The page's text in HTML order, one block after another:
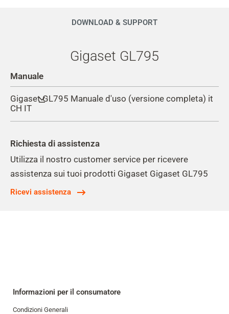
DOWNLOAD & SUPPORT
Gigaset GL795
Manuale
Gigaset GL795 Manuale d'uso (versione completa) it
CH IT
Richiesta di assistenza
Utilizza il nostro customer service per ricevere
assistenza sui tuoi prodotti Gigaset Gigaset GL795
Ricevi assistenza
Informazioni per il consumatore
Condizioni Generali